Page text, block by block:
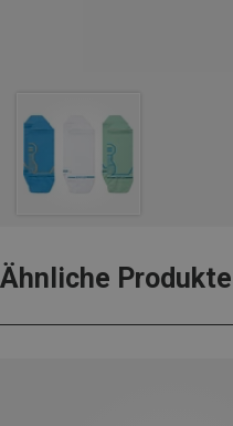
Ähnliche Produkte